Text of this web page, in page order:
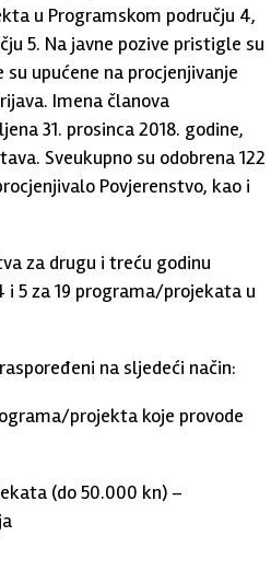
u Programskom području 4,
5. Na javne pozive pristigle su
upućene na procjenjivanje
Imena članova
31. prosinca 2018. godine,
Sveukupno su odobrena 122
Povjerenstvo, kao i
za drugu i treću godinu
i 5 za 19 programa/projekata u
na sljedeći način:
projekta koje provode
(do 50.000 kn) –